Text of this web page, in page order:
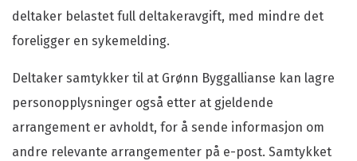
deltaker belastet full deltakeravgift, med mindre det
foreligger en sykemelding.
Deltaker samtykker til at Grønn Byggallianse kan lagre
personopplysninger også etter at gjeldende
arrangement er avholdt, for å sende informasjon om
andre relevante arrangementer på e-post. Samtykket